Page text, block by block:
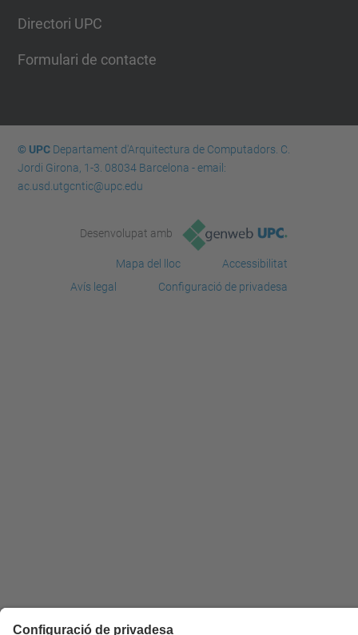
Directori UPC
Formulari de contacte
© UPCDepartament d'Arquitectura de Computadors. C.
Jordi Girona, 1-3. 08034 Barcelona - email:
ac.usd.utgcntic@upc.edu
Desenvolupat amb
Mapa del lloc
Accessibilitat
Avís legal
Configuració de privadesa